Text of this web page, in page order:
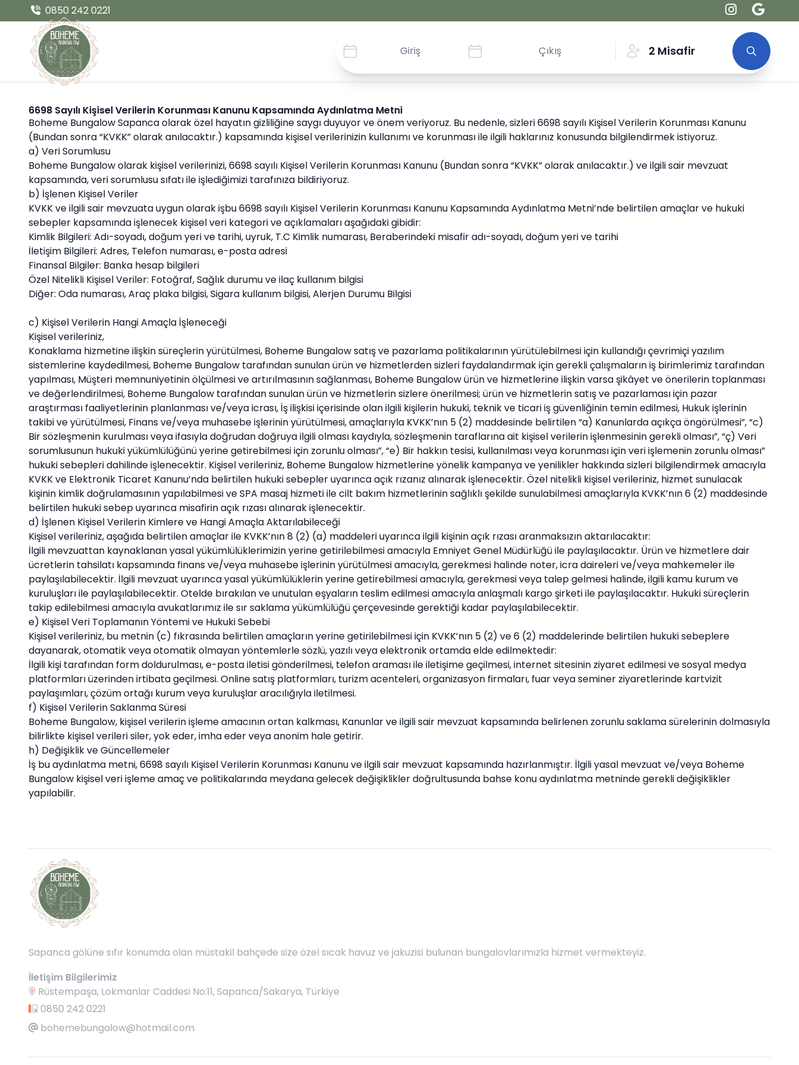
0850 242 0221
2 Misafir
6698 Sayılı Kişisel Verilerin Korunması Kanunu Kapsamında Aydınlatma Metni
Boheme Bungalow Sapanca olarak özel hayatın gizliliğine saygı duyuyor ve önem veriyoruz. Bu nedenle, sizleri 6698 sayılı Kişisel Verilerin Korunması Kanunu
(Bundan sonra “KVKK” olarak anılacaktır.) kapsamında kişisel verilerinizin kullanımı ve korunması ile ilgili haklarınız konusunda bilgilendirmek istiyoruz.
a) Veri Sorumlusu
Boheme Bungalow olarak kişisel verilerinizi, 6698 sayılı Kişisel Verilerin Korunması Kanunu (Bundan sonra “KVKK” olarak anılacaktır.) ve ilgili sair mevzuat
kapsamında, veri sorumlusu sıfatı ile işlediğimizi tarafınıza bildiriyoruz.
b) İşlenen Kişisel Veriler
KVKK ve ilgili sair mevzuata uygun olarak işbu 6698 sayılı Kişisel Verilerin Korunması Kanunu Kapsamında Aydınlatma Metni’nde belirtilen amaçlar ve hukuki
sebepler kapsamında işlenecek kişisel veri kategori ve açıklamaları aşağıdaki gibidir:
Kimlik Bilgileri: Adı-soyadı, doğum yeri ve tarihi, uyruk, T.C Kimlik numarası, Beraberindeki misafir adı-soyadı, doğum yeri ve tarihi
İletişim Bilgileri: Adres, Telefon numarası, e-posta adresi
Finansal Bilgiler: Banka hesap bilgileri
Özel Nitelikli Kişisel Veriler: Fotoğraf, Sağlık durumu ve ilaç kullanım bilgisi
Diğer: Oda numarası, Araç plaka bilgisi, Sigara kullanım bilgisi, Alerjen Durumu Bilgisi
c) Kişisel Verilerin Hangi Amaçla İşleneceği
Kişisel verileriniz,
Konaklama hizmetine ilişkin süreçlerin yürütülmesi, Boheme Bungalow satış ve pazarlama politikalarının yürütülebilmesi için kullandığı çevrimiçi yazılım
sistemlerine kaydedilmesi, Boheme Bungalow tarafından sunulan ürün ve hizmetlerden sizleri faydalandırmak için gerekli çalışmaların iş birimlerimiz tarafından
yapılması, Müşteri memnuniyetinin ölçülmesi ve artırılmasının sağlanması, Boheme Bungalowürün ve hizmetlerine ilişkin varsa şikâyet ve önerilerin toplanması
ve değerlendirilmesi, Boheme Bungalow tarafından sunulan ürün ve hizmetlerin sizlere önerilmesi; ürün ve hizmetlerin satış ve pazarlaması için pazar
araştırması faaliyetlerinin planlanması ve/veya icrası, İş ilişkisi içerisinde olan ilgili kişilerin hukuki, teknik ve ticari iş güvenliğinin temin edilmesi, Hukuk işlerinin
takibi ve yürütülmesi, Finans ve/veya muhasebe işlerinin yürütülmesi, amaçlarıyla KVKK’nın 5 (2) maddesinde belirtilen “a) Kanunlarda açıkça öngörülmesi”, “c)
Bir sözleşmenin kurulması veya ifasıyla doğrudan doğruya ilgili olması kaydıyla, sözleşmenin taraflarına ait kişisel verilerin işlenmesinin gerekli olması”, “ç) Veri
sorumlusunun hukuki yükümlülüğünü yerine getirebilmesi için zorunlu olması”, “e) Bir hakkın tesisi, kullanılması veya korunması için veri işlemenin zorunlu olması”
hukuki sebepleri dahilinde işlenecektir. Kişisel verileriniz, Boheme Bungalow hizmetlerine yönelik kampanya ve yenilikler hakkında sizleri bilgilendirmek amacıyla
KVKK ve Elektronik Ticaret Kanunu’nda belirtilen hukuki sebepler uyarınca açık rızanız alınarak işlenecektir. Özel nitelikli kişisel verileriniz, hizmet sunulacak
kişinin kimlik doğrulamasının yapılabilmesi ve SPA masaj hizmeti ile cilt bakım hizmetlerinin sağlıklı şekilde sunulabilmesi amaçlarıyla KVKK’nın 6 (2) maddesinde
belirtilen hukuki sebep uyarınca misafirin açık rızası alınarak işlenecektir.
d) İşlenen Kişisel Verilerin Kimlere ve Hangi Amaçla Aktarılabileceği
Kişisel verileriniz, aşağıda belirtilen amaçlar ile KVKK’nın 8 (2) (a) maddeleri uyarınca ilgili kişinin açık rızası aranmaksızın aktarılacaktır:
İlgili mevzuattan kaynaklanan yasal yükümlülüklerimizin yerine getirilebilmesi amacıyla Emniyet Genel Müdürlüğü ile paylaşılacaktır. Ürün ve hizmetlere dair
ücretlerin tahsilatı kapsamında finans ve/veya muhasebe işlerinin yürütülmesi amacıyla, gerekmesi halinde noter, icra daireleri ve/veya mahkemeler ile
paylaşılabilecektir. İlgili mevzuat uyarınca yasal yükümlülüklerin yerine getirebilmesi amacıyla, gerekmesi veya talep gelmesi halinde, ilgili kamu kurum ve
kuruluşları ile paylaşılabilecektir. Otelde bırakılan ve unutulan eşyaların teslim edilmesi amacıyla anlaşmalı kargo şirketi ile paylaşılacaktır. Hukuki süreçlerin
takip edilebilmesi amacıyla avukatlarımız ile sır saklama yükümlülüğü çerçevesinde gerektiği kadar paylaşılabilecektir.
e) Kişisel Veri Toplamanın Yöntemi ve Hukuki Sebebi
Kişisel verileriniz, bu metnin (c) fıkrasında belirtilen amaçların yerine getirilebilmesi için KVKK’nın 5 (2) ve 6 (2) maddelerinde belirtilen hukuki sebeplere
dayanarak, otomatik veya otomatik olmayan yöntemlerle sözlü, yazılı veya elektronik ortamda elde edilmektedir:
İlgili kişi tarafından form doldurulması, e-posta iletisi gönderilmesi, telefon araması ile iletişime geçilmesi, internet sitesinin ziyaret edilmesi ve sosyal medya
platformları üzerinden irtibata geçilmesi. Online satış platformları, turizm acenteleri, organizasyon firmaları, fuar veya seminer ziyaretlerinde kartvizit
paylaşımları, çözüm ortağı kurum veya kuruluşlar aracılığıyla iletilmesi.
f) Kişisel Verilerin Saklanma Süresi
Boheme Bungalow, kişisel verilerin işleme amacının ortan kalkması, Kanunlar ve ilgili sair mevzuat kapsamında belirlenen zorunlu saklama sürelerinin dolmasıyla
bilirlikte kişisel verileri siler, yok eder, imha eder veya anonim hale getirir.
h) Değişiklik ve Güncellemeler
İş bu aydınlatma metni, 6698 sayılı Kişisel Verilerin Korunması Kanunu ve ilgili sair mevzuat kapsamında hazırlanmıştır. İlgili yasal mevzuat ve/veya Boheme
Bungalow kişisel veri işleme amaç ve politikalarında meydana gelecek değişiklikler doğrultusunda bahse konu aydınlatma metninde gerekli değişiklikler
yapılabilir.
Sapanca gölüne sıfır konumda olan müstakil bahçede size özel sıcak havuz ve jakuzisi bulunan bungalovlarımızla hizmet vermekteyiz.
İletişim Bilgilerimiz
Rüstempaşa, Lokmanlar Caddesi No:11, Sapanca/Sakarya, Türkiye
0850 242 0221
bohemebungalow@hotmail.com